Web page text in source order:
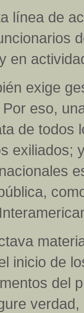
línea de
en
exige
eso,
de
exiliados;
inicio de
del